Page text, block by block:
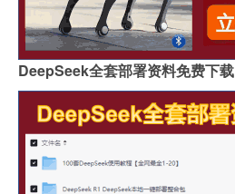
DeepSeek全套部署资料免费下载